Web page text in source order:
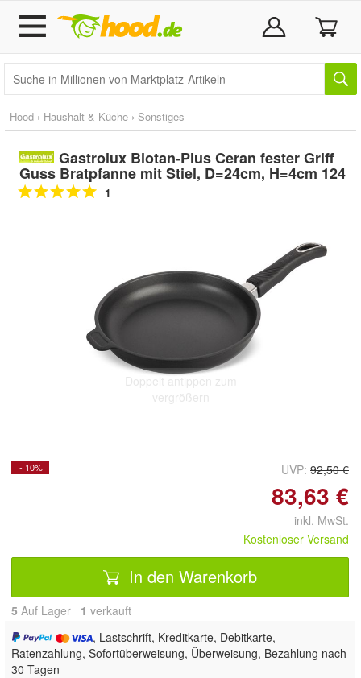
Hood › Haushalt & Küche › Sonstiges
Gastrolux Biotan-Plus Ceran fester Griff
Guss Bratpfanne mit Stiel, D=24cm, H=4cm 124
1
Doppelt antippen zum
vergrößern
- 10% UVP: 92,50 €
83,63 €
inkl. MwSt.
Kostenloser Versand
In den Warenkorb
5 Auf Lager 1 verkauft
, Lastschrift, Kreditkarte, Debitkarte,
Ratenzahlung, Sofortüberweisung, Überweisung, Bezahlung nach
30 Tagen